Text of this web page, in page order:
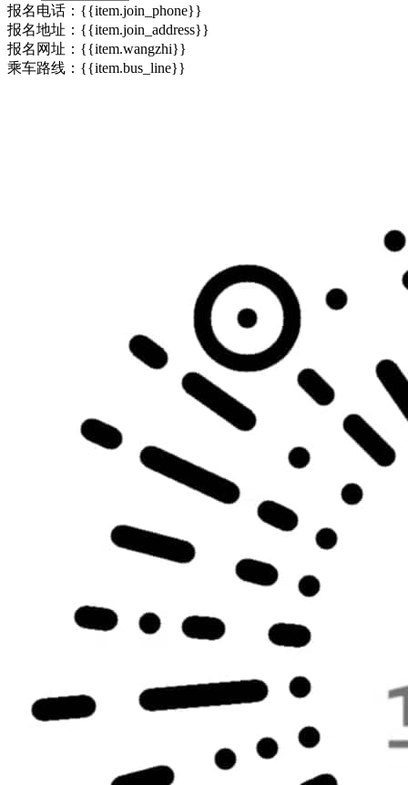
报名电话：{{item.join_phone}}
报名地址：{{item.join_address}}
报名网址： {{item.wangzhi}}
乘车路线：{{item.bus_line}}